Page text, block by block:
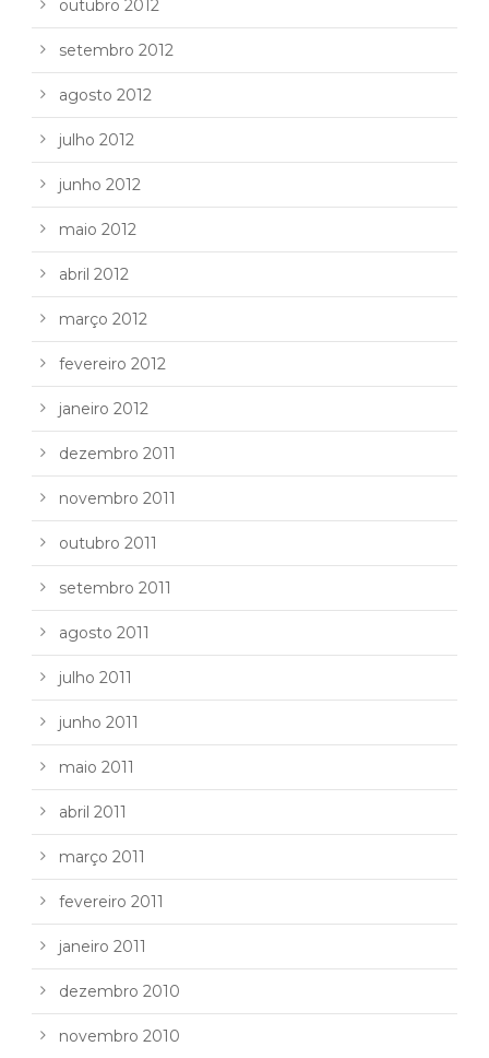
outubro 2012
setembro 2012
agosto 2012
julho 2012
junho 2012
maio 2012
abril 2012
março 2012
fevereiro 2012
janeiro 2012
dezembro 2011
novembro 2011
outubro 2011
setembro 2011
agosto 2011
julho 2011
junho 2011
maio 2011
abril 2011
março 2011
fevereiro 2011
janeiro 2011
dezembro 2010
novembro 2010